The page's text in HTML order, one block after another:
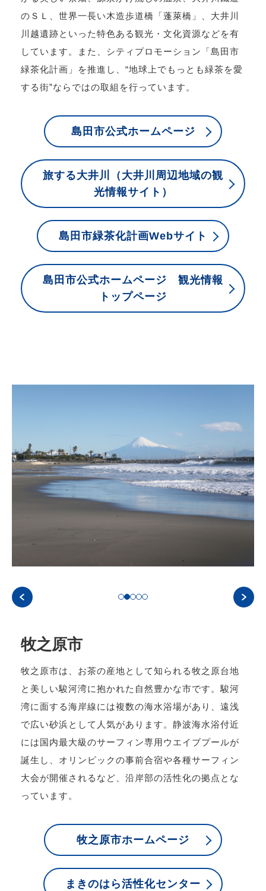
のＳＬ、世界一長い木造歩道橋「蓬萊橋」、大井川
川越遺跡といった特色ある観光・文化資源などを有
しています。また、シティプロモーション「島田市
緑茶化計画」を推進し、“地球上でもっとも緑茶を愛
する街”ならではの取組を行っています。
島田市公式ホームページ
旅する大井川（大井川周辺地域の観
光情報サイト）
島田市緑茶化計画Webサイト
島田市公式ホームページ 観光情報
トップページ
牧之原市
牧之原市は、お茶の産地として知られる牧之原台地
と美しい駿河湾に抱かれた自然豊かな市です。駿河
湾に面する海岸線には複数の海水浴場があり、遠浅
で広い砂浜として人気があります。静波海水浴付近
には国内最大級のサーフィン専用ウエイブプールが
誕生し、オリンピックの事前合宿や各種サーフィン
大会が開催されるなど、沿岸部の活性化の拠点とな
っています。
牧之原市ホームページ
まきのはら活性化センター